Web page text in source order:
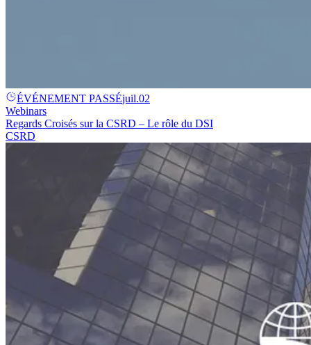
ÉVÉNEMENT PASSÉjuil.02
Webinars
Regards Croisés sur la CSRD – Le rôle du DSI
CSRD